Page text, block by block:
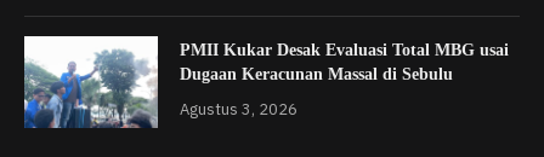
PMII Kukar Desak Evaluasi Total MBG usai
Dugaan Keracunan Massal di Sebulu
Agustus 3, 2026